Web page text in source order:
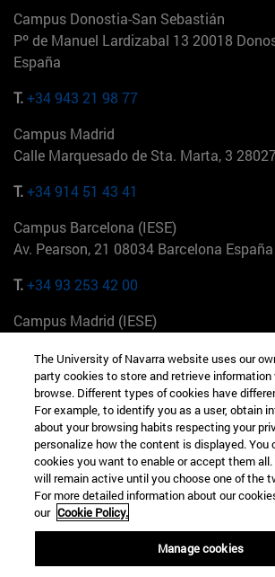
Campus Donostia-San Sebastián
Pº de Manuel Lardizabal 13 20018
España
T.+34 943 21 98 77
Campus Madrid
Calle Marquesado de Sta. Marta, 3
T.+34 914 51 43 41
Campus Barcelona (IESE)
Av. Pearson, 21 08034 Barcelona España
T.+34 93 253 42 00
Campus Madrid (IESE)
+34 912 11 30 00
Campus Nueva York (IESE)
165 W 57th St 10019-2201 Nueva York
+1 646 346 8850
Campus Munich (IESE)
Maria-Theresia-Straße 15 81675
+49 89 24209790
The University of Navarra website uses our
party cookies to store and retrieve information
browse. Different types of cookies have
For example, to identify you as a user, obtain
about your browsing habits respecting your
personalize how the content is displayed. You
cookies you want to enable or accept them
will remain active until you choose one of the
For more detailed information about our
our Cookie Policy.
Manage cookies